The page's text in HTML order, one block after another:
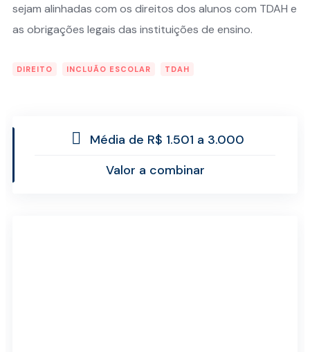
sejam alinhadas com os direitos dos alunos com TDAH e
as obrigações legais das instituições de ensino.
DIREITO INCLUÃO ESCOLAR TDAH
Média de R$ 1.501 a 3.000
Valor a combinar